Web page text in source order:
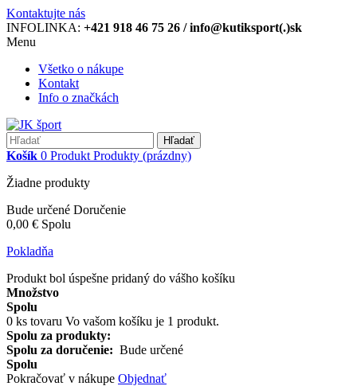
Kontaktujte nás
INFOLINKA: +421 918 46 75 26 / info@kutiksport(.)sk
Menu
Všetko o nákupe
Kontakt
Info o značkách
Hľadať
Košík 0 Produkt Produkty (prázdny)
Žiadne produkty
Bude určené Doručenie
0,00 € Spolu
Pokladňa
Produkt bol úspešne pridaný do vášho košíku
Množstvo
Spolu
0 ks tovaru Vo vašom košíku je 1 produkt.
Spolu za produkty:
Spolu za doručenie: Bude určené
Spolu
Pokračovať v nákupe Objednať